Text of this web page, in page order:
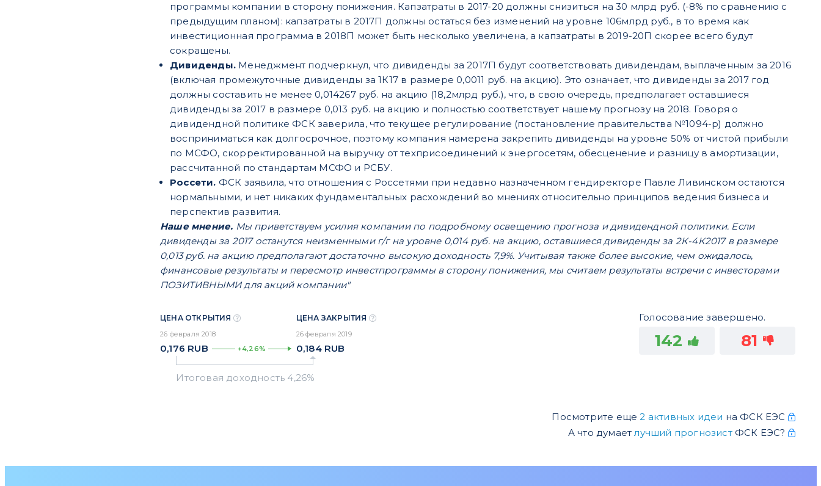
программы компании в сторону понижения. Капзатраты в 2017-20 должны снизиться на 30 млрд руб. (-8% по сравнению с
предыдущим планом): капзатраты в 2017П должны остаться без изменений на уровне 106млрд руб., в то время как
инвестиционная программа в 2018П может быть несколько увеличена, а капзатраты в 2019-20П скорее всего будут
сокращены.
Дивиденды. Менеджмент подчеркнул, что дивиденды за 2017П будут соответствовать дивидендам, выплаченным за 2016
(включая промежуточные дивиденды за 1К17 в размере 0,0011 руб. на акцию). Это означает, что дивиденды за 2017 год
должны составить не менее 0,014267 руб. на акцию (18,2млрд руб.), что, в свою очередь, предполагает оставшиеся
дивиденды за 2017 в размере 0,013 руб. на акцию и полностью соответствует нашему прогнозу на 2018. Говоря о
дивидендной политике ФСК заверила, что текущее регулирование (постановление правительства №1094-р) должно
восприниматься как долгосрочное, поэтому компания намерена закрепить дивиденды на уровне 50% от чистой прибыли
по МСФО, скорректированной на выручку от техприсоединений к энергосетям, обесценение и разницу в амортизации,
рассчитанной по стандартам МСФО и РСБУ.
Россети. ФСК заявила, что отношения с Россетями при недавно назначенном гендиректоре Павле Ливинском остаются
нормальными, и нет никаких фундаментальных расхождений во мнениях относительно принципов ведения бизнеса и
перспектив развития.
Наше мнение. Мы приветствуем усилия компании по подробному освещению прогноза и дивидендной политики. Если
дивиденды за 2017 останутся неизменными г/г на уровне 0,014 руб. на акцию, оставшиеся дивиденды за 2К-4К2017 в размере
0,013 руб. на акцию предполагают достаточно высокую доходность 7,9%. Учитывая также более высокие, чем ожидалось,
финансовые результаты и пересмотр инвестпрограммы в сторону понижения, мы считаем результаты встречи с инвесторами
ПОЗИТИВНЫМИ для акций компании"
ЦЕНА ОТКРЫТИЯ
26 февраля 2018
0,176 RUB +4,26%
ЦЕНА ЗАКРЫТИЯ
26 февраля 2019
0,184 RUB
Голосование завершено.
142 81
Посмотрите еще2 активных идеи на ФСК ЕЭС
А что думаетлучший прогнозистФСК ЕЭС?